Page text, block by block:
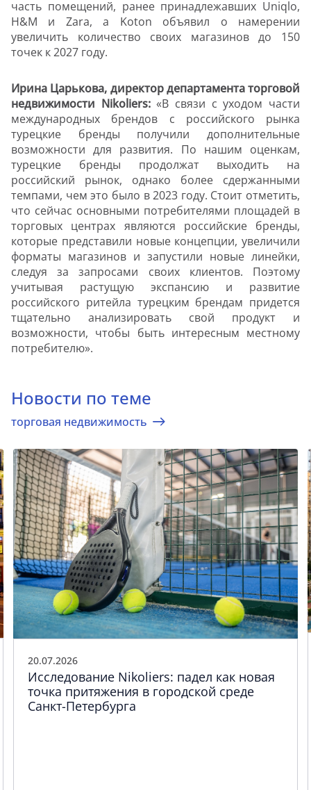
часть помещений, ранее принадлежавших Uniqlo,
H&M и Zara, а Koton объявил о намерении
увеличить количество своих магазинов до 150
точек к 2027 году.
Ирина Царькова, директор департамента торговой
недвижимости Nikoliers:«В связи с уходом части
международных брендов с российского рынка
турецкие бренды получили дополнительные
возможности для развития. По нашим оценкам,
турецкие бренды продолжат выходить на
российский рынок, однако более сдержанными
темпами, чем это было в 2023 году. Стоит отметить,
что сейчас основными потребителями площадей в
торговых центрах являются российские бренды,
которые представили новые концепции, увеличили
форматы магазинов и запустили новые линейки,
следуя за запросами своих клиентов. Поэтому
учитывая растущую экспансию и развитие
российского ритейла турецким брендам придется
тщательно анализировать свой продукт и
возможности, чтобы быть интересным местному
потребителю».
Новости по теме
торговая недвижимость
20.07.2026
Исследование Nikoliers: падел как новая
точка притяжения в городской среде
Санкт-Петербурга